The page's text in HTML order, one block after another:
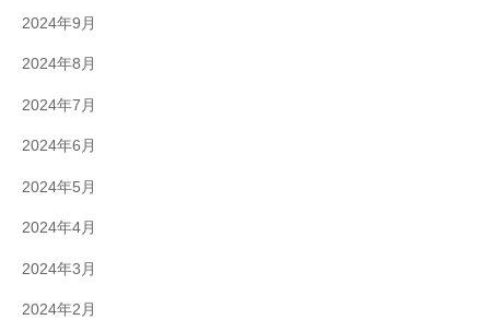
2024年9月
2024年8月
2024年7月
2024年6月
2024年5月
2024年4月
2024年3月
2024年2月